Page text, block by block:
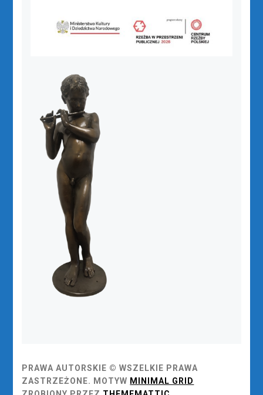
PRAWA AUTORSKIE © WSZELKIE PRAWA
ZASTRZEŻONE. MOTYW MINIMAL GRID